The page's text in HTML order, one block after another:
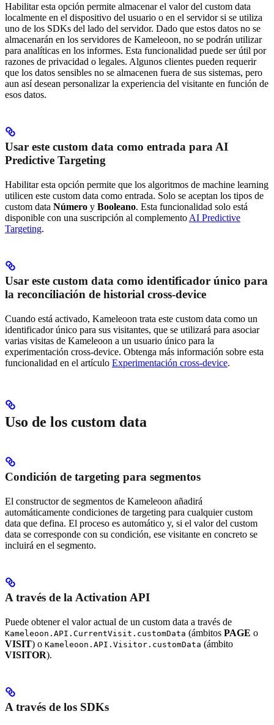
Habilitar esta opción permite almacenar el valor del custom data
localmente en el dispositivo del usuario o en el servidor si se utiliza
uno de los SDKs del lado del servidor. Dado que estos datos no se
almacenarán en los servidores de Kameleoon, no se podrán utilizar
para analíticas en los informes. Esta funcionalidad puede ser útil por
razones de privacidad o legales. Algunos clientes pueden requerir
que los datos sensibles no se almacenen fuera de sus sistemas, pero
aun así desean personalizar la experiencia del visitante en función de
esos datos.
Usar este custom data como entrada para AI
Predictive Targeting
Habilitar esta opción permite que los algoritmos de machine learning
utilicen este custom data como entrada. Solo se aceptan los tipos de
custom data Número y Booleano. Esta funcionalidad solo está
disponible con una suscripción al complemento AI Predictive
Targeting.
Usar este custom data como identificador único para
la reconciliación de historial cross-device
Cuando está activado, Kameleoon trata este custom data como un
identificador único para sus visitantes, que se utilizará para asociar
varias visitas de Kameleoon a un usuario único para la
experimentación cross-device. Obtenga más información sobre esta
funcionalidad en el artículo Experimentación cross-device.
Uso de los custom data
Condición de targeting para segmentos
El constructor de segmentos de Kameleoon añadirá
automáticamente condiciones de targeting para cualquier custom
data que defina. El proceso es automático y, si el valor del custom
data se corresponde con su condición, ese visitante en concreto se
incluirá en el segmento.
A través de la Activation API
Puede obtener el valor actual de un custom data a través de
Kameleoon.API.CurrentVisit.customData (ámbitos PAGE o
VISIT) o Kameleoon.API.Visitor.customData (ámbito
VISITOR).
A través de los SDKs